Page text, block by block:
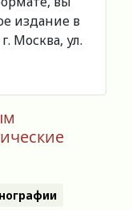
издание в
Москва, ул.